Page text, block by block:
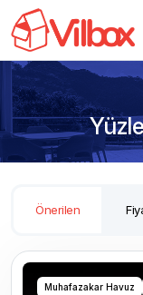
Önerilen
Muhafazakar Havuz